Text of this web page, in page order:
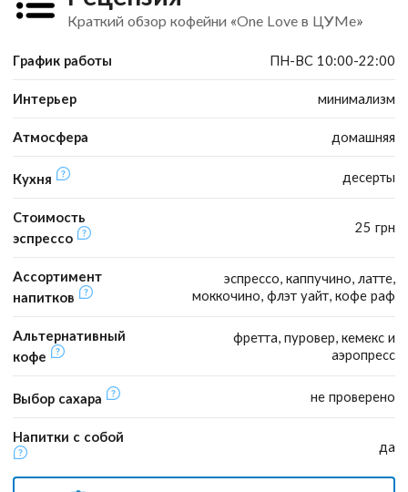
Краткий обзор кофейни «One Love в ЦУМе»
График работы ПН-ВС 10:00-22:00
Интерьер минимализм
Атмосфера домашняя
Кухня десерты
Стоимость
эспрессо
25 грн
Ассортимент
напитков
эспрессо, каппучино, латте,
моккочино, флэт уайт, кофе раф
Альтернативный
кофе
фретта, пуровер, кемекс и
аэропресс
Выбор сахара не проверено
Напитки с собой
да